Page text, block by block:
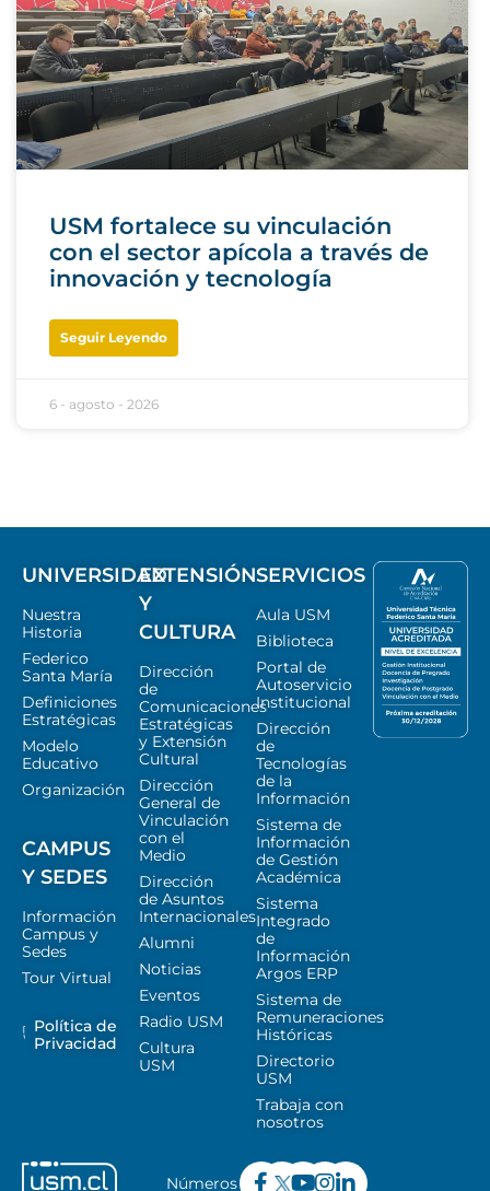
USM fortalece su vinculación
con el sector apícola a través de
innovación y tecnología
Seguir Leyendo
6 - agosto - 2026
UNIVERSIDAD
Nuestra
Historia
Federico
Santa María
Definiciones
Estratégicas
Modelo
Educativo
Organización
CAMPUS
Y SEDES
Información
Campus y
Sedes
Tour Virtual
Política de
Privacidad
EXTENSIÓN
Y
CULTURA
Dirección
de
Comunicaciones
Estratégicas
y Extensión
Cultural
Dirección
General de
Vinculación
con el
Medio
Dirección
de Asuntos
Internacionales
Alumni
Noticias
Eventos
Radio USM
Cultura
USM
SERVICIOS
Aula USM
Biblioteca
Portal de
Autoservicio
Institucional
Dirección
de
Tecnologías
de la
Información
Sistema de
Información
de Gestión
Académica
Sistema
Integrado
de
Información
Argos ERP
Sistema de
Remuneraciones
Históricas
Directorio
USM
Trabaja con
nosotros
Números